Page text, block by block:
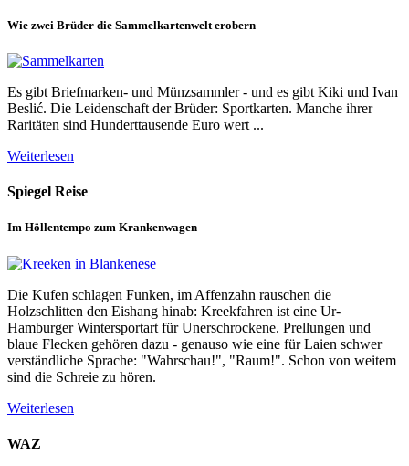
Wie zwei Brüder die Sammelkartenwelt erobern
Es gibt Briefmarken- und Münzsammler - und es gibt Kiki und Ivan
Beslić. Die Leidenschaft der Brüder: Sportkarten. Manche ihrer
Raritäten sind Hunderttausende Euro wert ...
Weiterlesen
Spiegel Reise
Im Höllentempo zum Krankenwagen
Die Kufen schlagen Funken, im Affenzahn rauschen die
Holzschlitten den Eishang hinab: Kreekfahren ist eine Ur-
Hamburger Wintersportart für Unerschrockene. Prellungen und
blaue Flecken gehören dazu - genauso wie eine für Laien schwer
verständliche Sprache: "Wahrschau!", "Raum!". Schon von weitem
sind die Schreie zu hören.
Weiterlesen
WAZ